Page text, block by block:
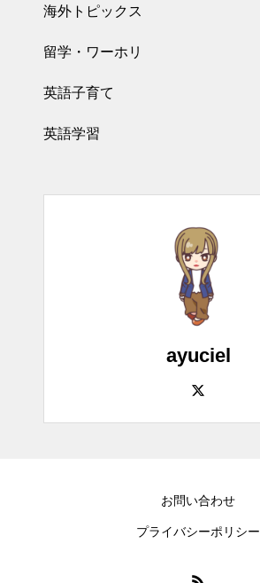
海外トピックス
留学・ワーホリ
英語子育て
英語学習
ayuciel
お問い合わせ
プライバシーポリシー